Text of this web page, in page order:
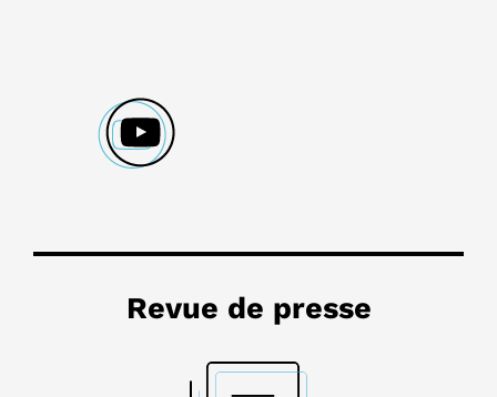
Revue de presse